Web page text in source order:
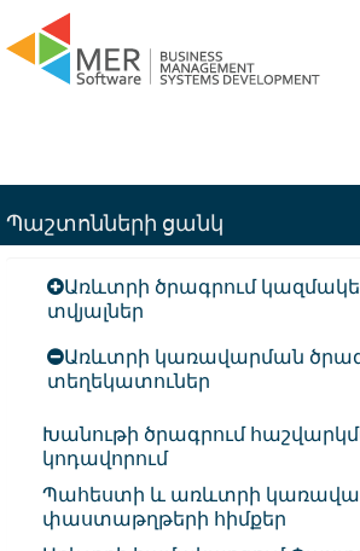
Պաշտոնների ցանկ
Առևտրի ծրագրում
տվյալներ
Առևտրի կառավարման
տեղեկատուներ
Խանութի ծրագրում
կոդավորում
Պահեստի և առևտրի
փաստաթղթերի հիմքեր